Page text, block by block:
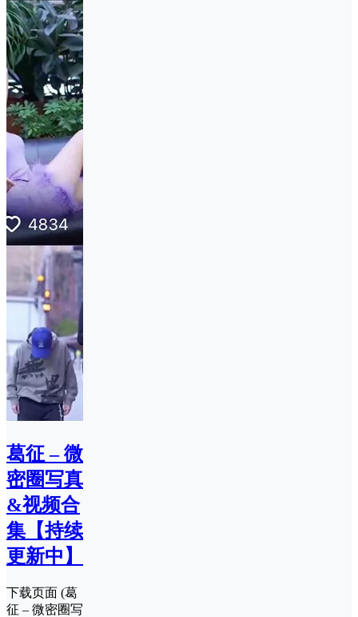
葛征 – 微
密圈写真
&视频合
集【持续
更新中】
下载页面 (葛
征 – 微密圈写